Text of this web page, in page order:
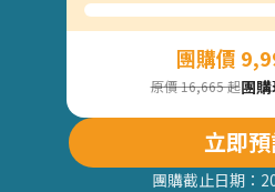
團購價
原價 16,665 起團
立即
團購截止日期：